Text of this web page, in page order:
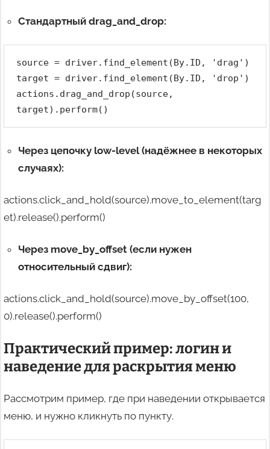
Стандартный drag_and_drop:
source = driver.find_element(By.ID, 'drag')
target = driver.find_element(By.ID, 'drop')
actions.drag_and_drop(source,
target).perform()
Через цепочку low-level (надёжнее в некоторых
случаях):
actions.click_and_hold(source).move_to_element(targ
et).release().perform()
Через move_by_offset (если нужен
относительный сдвиг):
actions.click_and_hold(source).move_by_offset(100,
0).release().perform()
Практический пример: логин и
наведение для раскрытия меню
Рассмотрим пример, где при наведении открывается
меню, и нужно кликнуть по пункту.